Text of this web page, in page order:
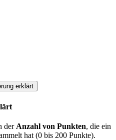
erklärt
der Anzahl von Punkten, die ein
hat (0 bis 200 Punkte).